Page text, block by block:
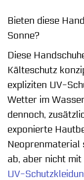
Bieten diese
Sonne?
Diese
Kälteschutz
expliziten UV-
Wetter im
dennoch,
exponierte
Neoprenmaterial
ab, aber nicht
UV-